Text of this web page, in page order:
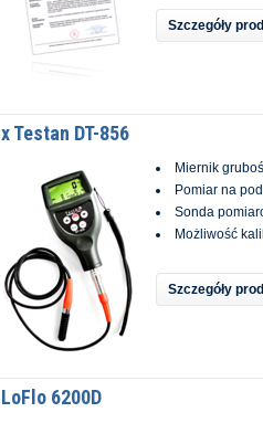
Szczegóły
x Testan DT-856
Miernik
Pomiar na
Sonda
Możliwość
Szczegóły
LoFlo 6200D